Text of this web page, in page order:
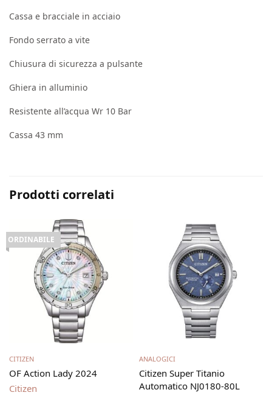
Cassa e bracciale in acciaio
Fondo serrato a vite
Chiusura di sicurezza a pulsante
Ghiera in alluminio
Resistente all’acqua Wr 10 Bar
Cassa 43 mm
Prodotti correlati
ORDINABILE
CITIZEN
OF Action Lady 2024
Citizen
Aggiungi al carrello
ANALOGICI
Citizen Super Titanio
Automatico NJ0180-80L